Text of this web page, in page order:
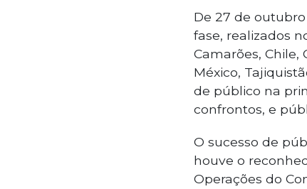
De 27 de outubro
fase, realizados
Camarões, Chile,
México,
de público na
confrontos, e
O sucesso de
houve o
Operações do